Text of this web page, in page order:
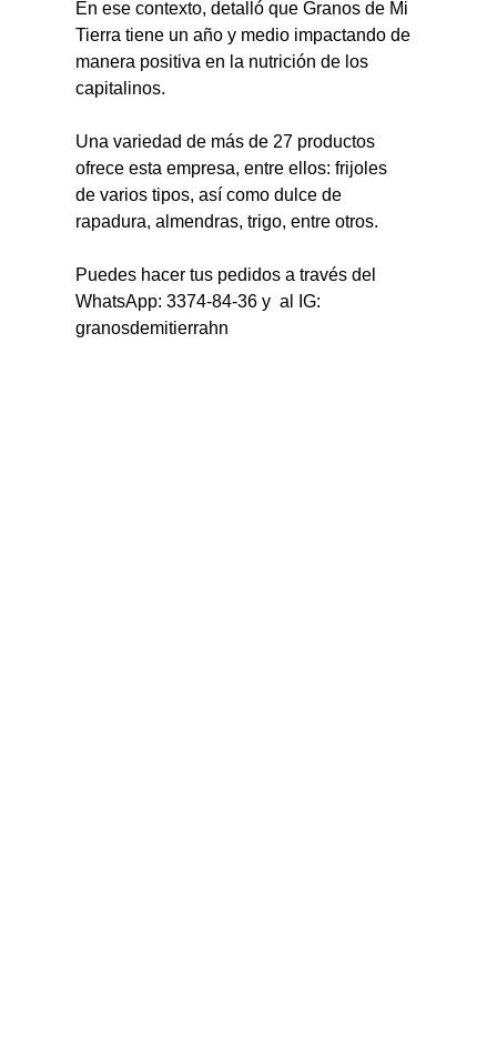
En ese contexto, detalló que Granos de Mi
Tierra tiene un año y medio impactando de
manera positiva en la nutrición de los
capitalinos.
Una variedad de más de 27 productos
ofrece esta empresa, entre ellos: frijoles
de varios tipos, así como dulce de
rapadura, almendras, trigo, entre otros.
Puedes hacer tus pedidos a través del
WhatsApp: 3374-84-36 y  al IG:
granosdemitierrahn